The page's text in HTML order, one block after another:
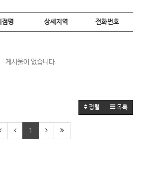
점명 상세지역 전화번호
게시물이 없습니다.
정렬 목록
1